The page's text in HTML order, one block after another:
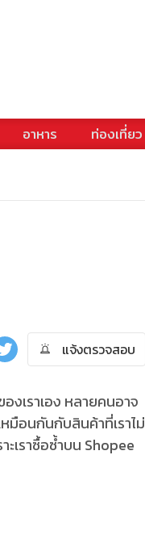
อาหาร ท่องเที่ยว
แจ้งตรวจสอบ
งเราเอง หลายคนอาจ
อนกันกับสินค้าที่เราไม่
เราซื้อซ้ำบน Shopee